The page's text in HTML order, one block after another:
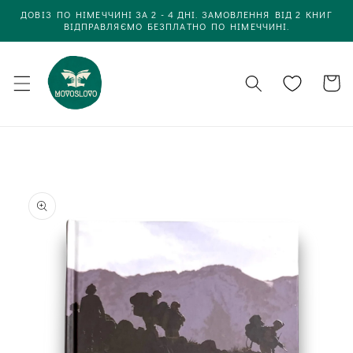
до
вмісту
ДОВІЗ ПО НІМЕЧЧИНІ ЗА 2 - 4 ДНІ. ЗАМОВЛЕННЯ ВІД 2 КНИГ
ВІДПРАВЛЯЄМО БЕЗПЛАТНО ПО НІМЕЧЧИНІ.
Кошик